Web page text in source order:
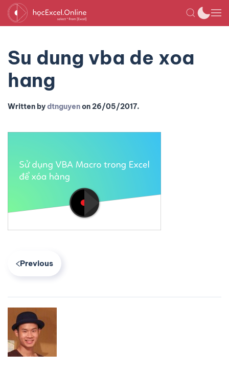
Su dung vba de xoa
hang
Written bydtnguyenon26/05/2017.
Previous